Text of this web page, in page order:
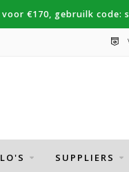
€170, gebruilk
SUPPLIERS